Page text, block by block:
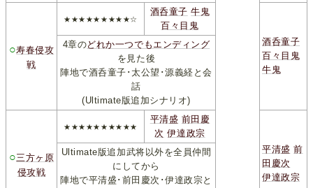
○寿春侵攻
戦
★★★★★★★★★☆
酒呑童子 牛鬼
百々目鬼
酒呑童子
百々目鬼
牛鬼
4章のどれか一つでも エンディング
を見た後
陣地で酒呑童子･太公望･源義経と会
話
(Ultimate版追加シナリオ)
○三方ヶ原
侵攻戦
★★★★★★★★★★
平清盛 前田慶
次 伊達政宗
平清盛 前
田慶次
伊達政宗
Ultimate版追加武将以外を全員仲間
にしてから
陣地で平清盛･前田慶次･伊達政宗と